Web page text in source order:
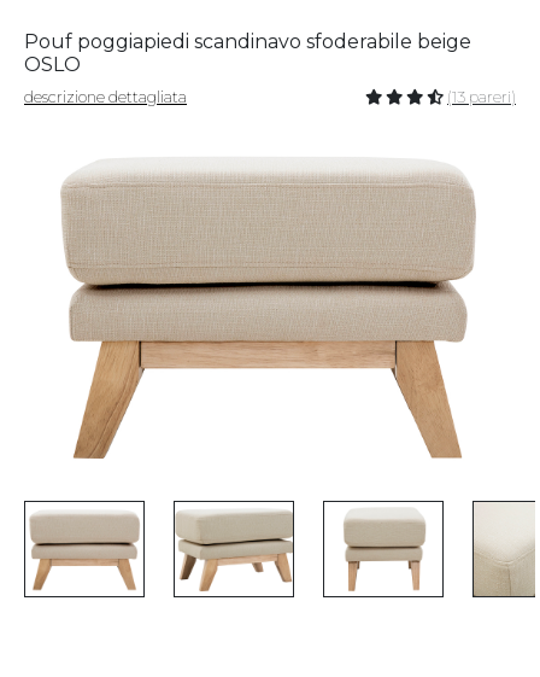
Pouf poggiapiedi scandinavo sfoderabile beige
OSLO
descrizione dettagliata (13 pareri)